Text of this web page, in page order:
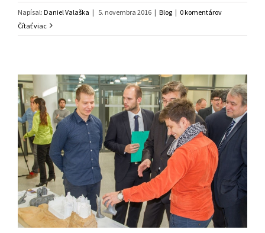
Napísal: Daniel Valaška | 5. novembra 2016 | Blog | 0 komentárov
Čítať viac